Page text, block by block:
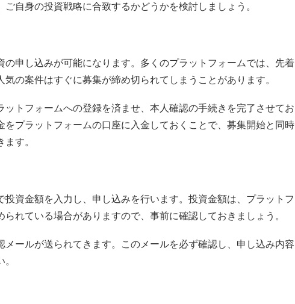
自身の投資戦略に合致するかどうかを検討しましょう。
の申し込みが可能になります。多くのプラットフォームでは、先着
の案件はすぐに募集が締め切られてしまうことがあります。
トフォームへの登録を済ませ、本人確認の手続きを完了させてお
をプラットフォームの口座に入金しておくことで、募集開始と同時
す。
資金額を入力し、申し込みを行います。投資金額は、プラットフ
れている場合がありますので、事前に確認しておきましょう。
メールが送られてきます。このメールを必ず確認し、申し込み内容